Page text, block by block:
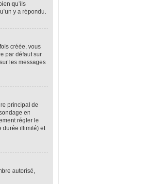
qu’ils
y a répondu.
créée, vous
par défaut sur
les messages
principal de
en
régler le
durée illimité) et
autorisé,